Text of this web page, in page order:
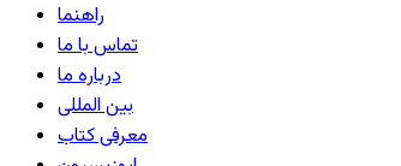
راهنما
تماس با ما
درباره ما
بین المللی
معرفی کتاب